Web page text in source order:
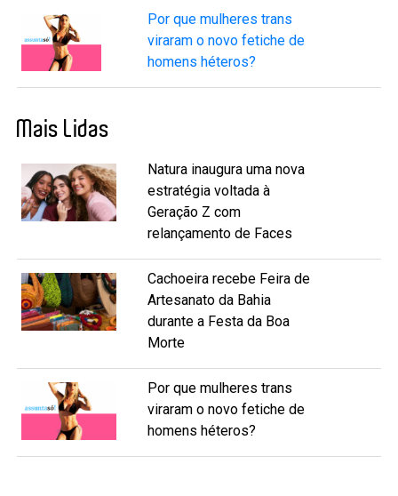
Por que mulheres trans
viraram o novo fetiche de
homens héteros?
Mais Lidas
Natura inaugura uma nova
estratégia voltada à
Geração Z com
relançamento de Faces
Cachoeira recebe Feira de
Artesanato da Bahia
durante a Festa da Boa
Morte
Por que mulheres trans
viraram o novo fetiche de
homens héteros?